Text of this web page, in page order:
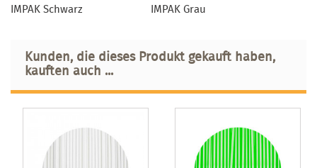
IMPAK Schwarz IMPAK Grau
Kunden, die dieses Produkt gekauft haben,
kauften auch ...